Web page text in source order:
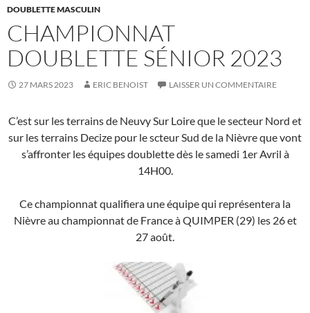
DOUBLETTE MASCULIN
CHAMPIONNAT
DOUBLETTE SÉNIOR 2023
27 MARS 2023 ERIC BENOIST LAISSER UN COMMENTAIRE
C’est sur les terrains de Neuvy Sur Loire que le secteur Nord et
sur les terrains Decize pour le scteur Sud de la Nièvre que vont
s’affronter les équipes doublette dès le samedi 1er Avril à
14H00.
Ce championnat qualifiera une équipe qui représentera la
Nièvre au championnat de France à QUIMPER (29) les 26 et
27 août.